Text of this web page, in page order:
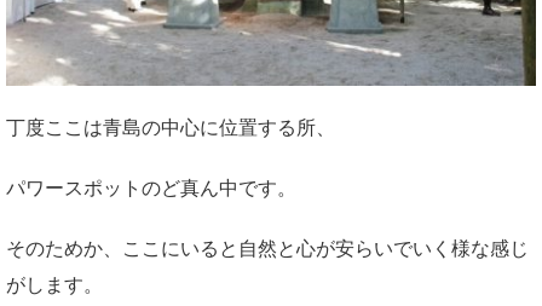
丁度ここは青島の中心に位置する所、
パワースポットのど真ん中です。
そのためか、ここにいると自然と心が安らいでいく様な感じ
がします。